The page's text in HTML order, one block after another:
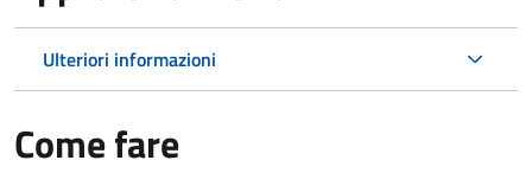
Ulteriori informazioni
Come fare